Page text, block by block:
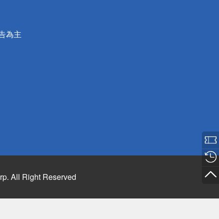
為主
All Right Reserved